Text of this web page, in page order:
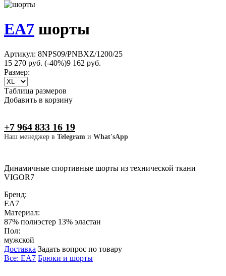
EA7 шорты
Артикул: 8NPS09/PNBXZ/1200/25
15 270 руб. (-40%)9 162 руб.
Размер:
Таблица размеров
Добавить в корзину
+7 964 833 16 19
Наш менеджер в Telegram и What'sApp
Динамичные спортивные шорты из технической ткани
VIGOR7
Бренд:
EA7
Материал:
87% полиэстер 13% эластан
Пол:
мужской
Доставка Задать вопрос по товару
Все: EA7 Брюки и шорты